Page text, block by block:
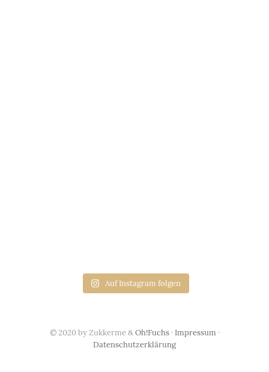
Auf Instagram folgen
© 2020 by Zukkerme &Oh!Fuchs· Impressum ·
Datenschutzerklärung